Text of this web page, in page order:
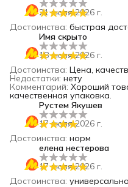
21 июля 2026 г.
Достоинства: быстрая
Имя скрыто
18 июля 2026 г.
Достоинства: Цена,
Недостатки: нету
Комментарий: Хороший
качественная упаковка.
Рустем Якушев
17 июля 2026 г.
Достоинства: норм
елена нестерова
17 июля 2026 г.
Достоинства: